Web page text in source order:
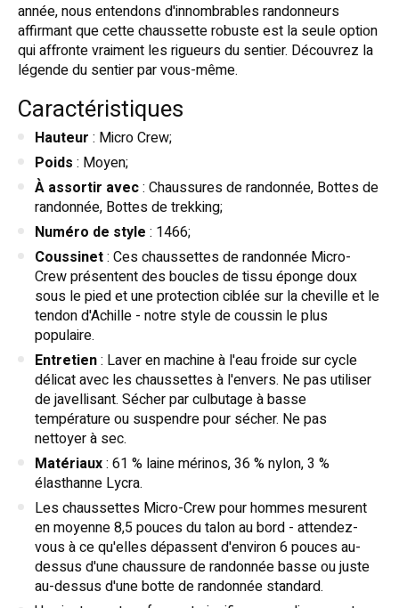
année, nous entendons d'innombrables randonneurs
affirmant que cette chaussette robuste est la seule option
qui affronte vraiment les rigueurs du sentier. Découvrez la
légende du sentier par vous-même.
Caractéristiques
Hauteur : Micro Crew;
Poids : Moyen;
À assortir avec: Chaussures de randonnée, Bottes de
randonnée, Bottes de trekking;
Numéro de style : 1466;
Coussinet: Ces chaussettes de randonnée Micro-
Crew présentent des boucles de tissu éponge doux
sous le pied et une protection ciblée sur la cheville et le
tendon d'Achille - notre style de coussin le plus
populaire.
Entretien: Laver en machine à l'eau froide sur cycle
délicat avec les chaussettes à l'envers. Ne pas utiliser
de javellisant. Sécher par culbutage à basse
température ou suspendre pour sécher. Ne pas
nettoyer à sec.
Matériaux: 61 % laine mérinos, 36 % nylon, 3 %
élasthanne Lycra.
Les chaussettes Micro-Crew pour hommes mesurent
en moyenne 8,5 pouces du talon au bord - attendez-
vous à ce qu'elles dépassent d'environ 6 pouces au-
dessus d'une chaussure de randonnée basse ou juste
au-dessus d'une botte de randonnée standard.